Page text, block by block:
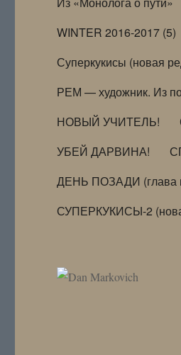
WINTER 2016-2017 (5)
Суперкукисы (новая
РЕМ — художник. Из
НОВЫЙ УЧИТЕЛЬ!
УБЕЙ ДАРВИНА!
ДЕНЬ ПОЗАДИ (глава
СУПЕРКУКИСЫ-2